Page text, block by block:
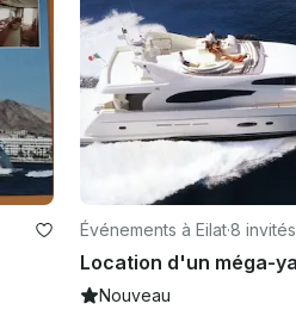
Événements à Eilat·8 invités
Nouveau